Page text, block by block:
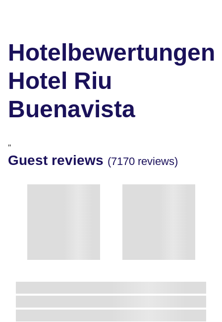
Hotelbewertungen
Hotel Riu
Buenavista
"
Guest reviews (7170 reviews)